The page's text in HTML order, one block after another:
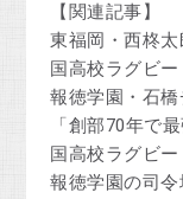
【関連記事】
東福岡・西柊
国高校ラグビー
報徳学園・石
「創部70年
国高校ラグビー
報徳学園の司